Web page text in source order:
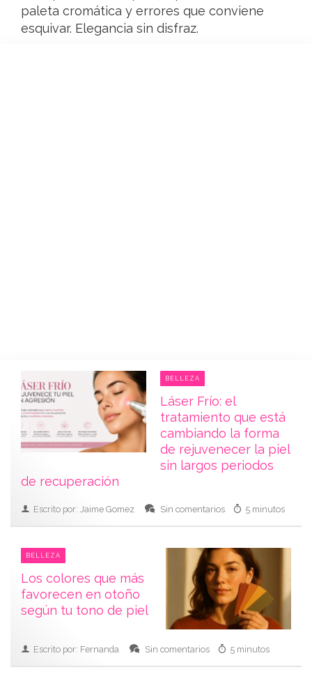
paleta cromática y errores que conviene
esquivar. Elegancia sin disfraz.
BELLEZA
Láser Frío: el
tratamiento que está
cambiando la forma
de rejuvenecer la piel
sin largos periodos
de recuperación
Escrito por: Jaime Gomez Sin comentarios 5 minutos
BELLEZA
Los colores que más
favorecen en otoño
según tu tono de piel
Escrito por: Fernanda Sin comentarios 5 minutos